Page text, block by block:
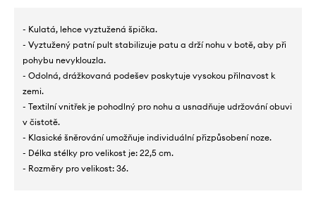
- Kulatá, lehce vyztužená špička.
- Vyztužený patní pult stabilizuje patu a drží nohu v botě, aby při
pohybu nevyklouzla.
- Odolná, drážkovaná podešev poskytuje vysokou přilnavost k
zemi.
- Textilní vnitřek je pohodlný pro nohu a usnadňuje udržování obuvi
v čistotě.
- Klasické šněrování umožňuje individuální přizpůsobení noze.
- Délka stélky pro velikost je: 22,5 cm.
- Rozměry pro velikost: 36.